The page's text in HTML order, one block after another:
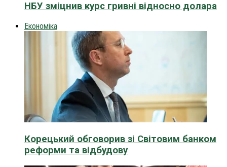
НБУ зміцнив курс гривні відносно долара
Економіка
Корецький обговорив зі Світовим банком
реформи та відбудову